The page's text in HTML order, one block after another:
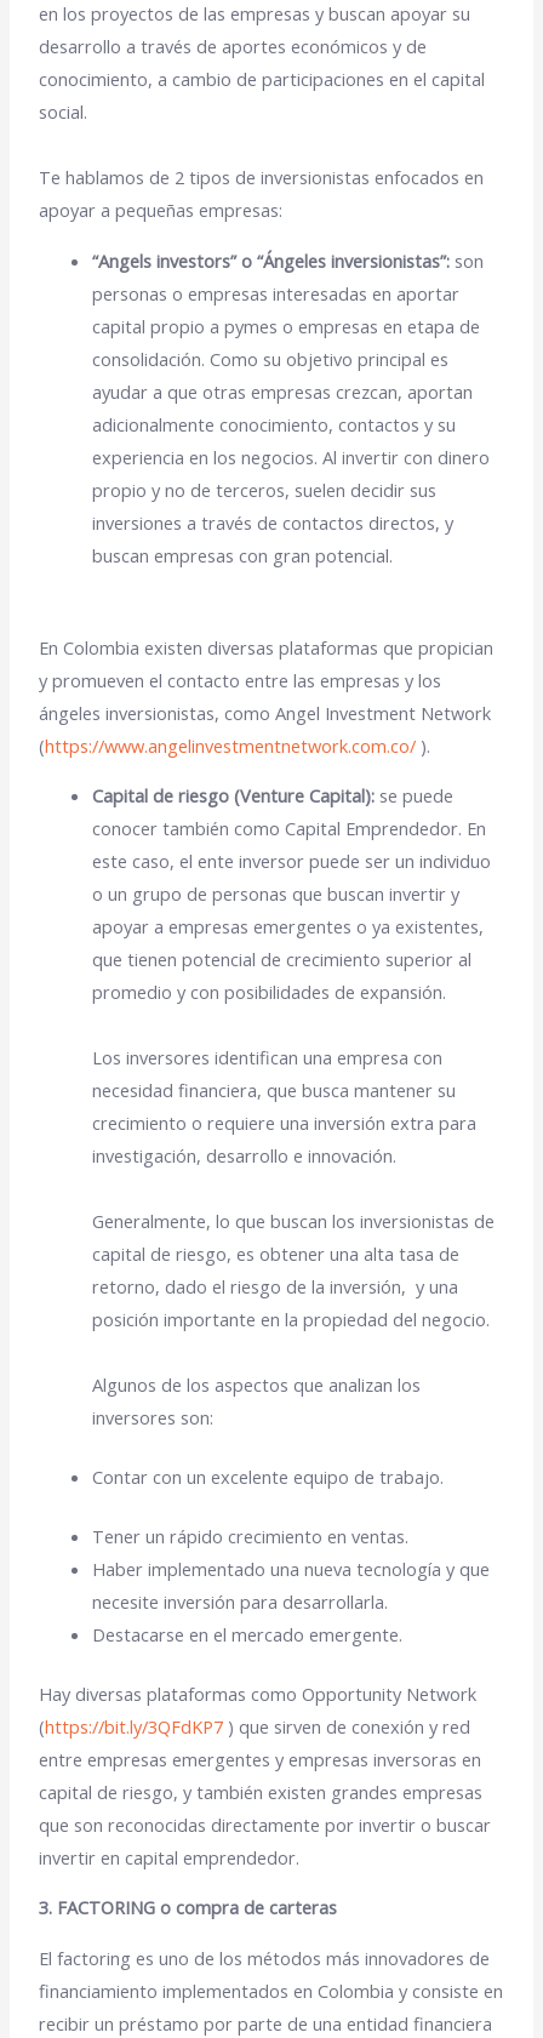
en los proyectos de las empresas y buscan apoyar su
desarrollo a través de aportes económicos y de
conocimiento, a cambio de participaciones en el capital
social.
Te hablamos de 2 tipos de inversionistas enfocados en
apoyar a pequeñas empresas:
“Angels investors” o “Ángeles inversionistas”: son
personas o empresas interesadas en aportar
capital propio apymes o empresas en etapa de
consolidación. Como su objetivo principal es
ayudar a que otras empresas crezcan, aportan
adicionalmente conocimiento, contactos y su
experiencia en los negocios. Al invertir con dinero
propio y no de terceros, suelen decidir sus
inversiones a través de contactos directos, y
buscan empresas con gran potencial.
En Colombia existen diversas plataformas que propician
y promueven el contacto entre las empresas y los
ángeles inversionistas, comoAngel Investment Network
(https://www.angelinvestmentnetwork.com.co/ ).
Capital de riesgo (Venture Capital): se puede
conocer también comoCapital Emprendedor. En
este caso, el ente inversor puede ser un individuo
o un grupo de personas que buscan invertir y
apoyar a empresas emergentes o ya existentes,
que tienen potencial de crecimiento superior al
promedio y conposibilidades de expansión.
Los inversores identifican una empresa con
necesidad financiera, que buscamantener su
crecimiento o requiere una inversión extra para
investigación, desarrollo e innovación.
Generalmente, lo que buscan los inversionistas de
capital de riesgo, es obtener una alta tasa de
retorno, dado el riesgo de la inversión, y una
posición importante en la propiedad del negocio.
Algunos de los aspectos que analizan los
inversores son:
Contar con un excelente equipo de trabajo.
Tener un rápido crecimiento en ventas.
Haber implementado una nueva tecnología y que
necesite inversión para desarrollarla.
Destacarse en el mercado emergente.
Hay diversas plataformas comoOpportunity Network
(https://bit.ly/3QFdKP7 ) que sirven de conexión y red
entre empresas emergentes y empresas inversoras en
capital de riesgo, y también existen grandes empresas
que son reconocidas directamente por invertir o buscar
invertir en capital emprendedor.
3. FACTORING o compra de carteras
El factoring es uno de los métodos más innovadores de
financiamiento implementados en Colombia y consiste en
recibir unpréstamo por parte de una entidad financiera